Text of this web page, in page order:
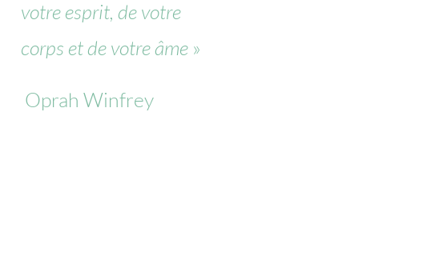
votre esprit, de votre
corps et de votre âme »
Oprah Winfrey